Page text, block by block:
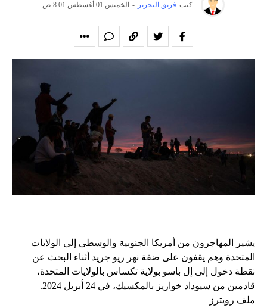
كتب فريق التحرير - الخميس 01 أغسطس 8:01 ص
يشير المهاجرون من أمريكا الجنوبية والوسطى إلى الولايات
المتحدة وهم يقفون على ضفة نهر ريو جريد أثناء البحث عن
نقطة دخول إلى إل باسو بولاية تكساس بالولايات المتحدة،
قادمين من سيوداد خواريز بالمكسيك، في 24 أبريل 2024. —
ملف رويترز